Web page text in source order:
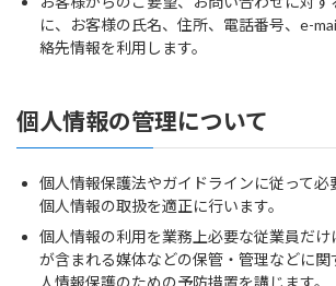
に、お客様の氏名、住所、電話番号、e-
絡先情報を利用します。
個人情報の管理について
個人情報保護法やガイドラインに従って必
個人情報の取扱を適正に行います。
個人情報の利用を業務上必要な従業員だけ
が含まれる媒体などの保管・管理などに関
人情報保護のための予防措置を講じます。